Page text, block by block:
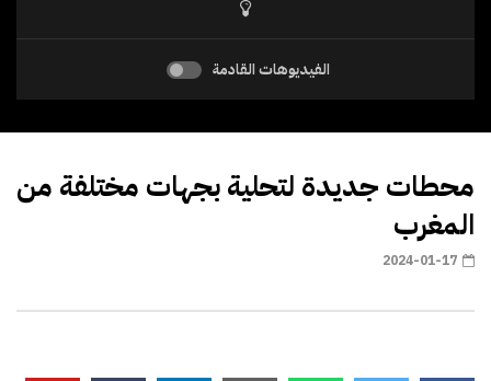
الفيديوهات القادمة
محطات جديدة لتحلية بجهات مختلفة من
المغرب
2024-01-17